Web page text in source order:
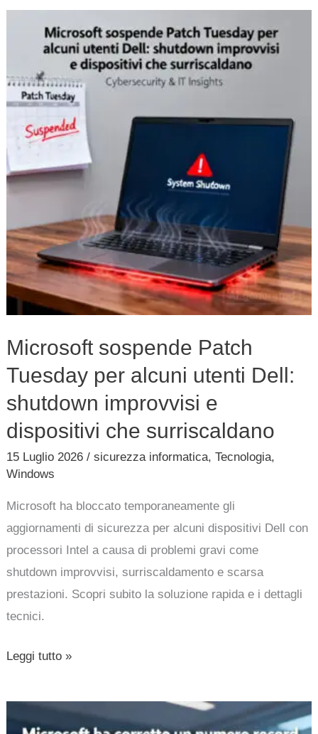
Microsoft sospende Patch
Tuesday per alcuni utenti Dell:
shutdown improvvisi e
dispositivi che surriscaldano
15 Luglio 2026/sicurezza informatica,Tecnologia,
Windows
Microsoft ha bloccato temporaneamente gli
aggiornamenti di sicurezza per alcuni dispositivi Dell con
processori Intel a causa di problemi gravi come
shutdown improvvisi, surriscaldamento e scarsa
prestazioni. Scopri subito la soluzione rapida e i dettagli
tecnici.
sospende
Tuesday
per
alcuni
utenti
Dell:
shutdown
improvvisi
e
dispositivi
che
surriscaldano
Leggi tutto »
Microsoft